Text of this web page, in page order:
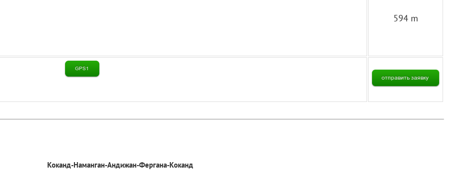
594 m
Коканд-Наманган-Андижан-Фергана-Коканд